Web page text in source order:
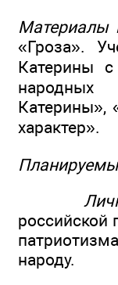
Материалы
«Гроза».
Катерины
Катерины»,
характер».
российской
народу.